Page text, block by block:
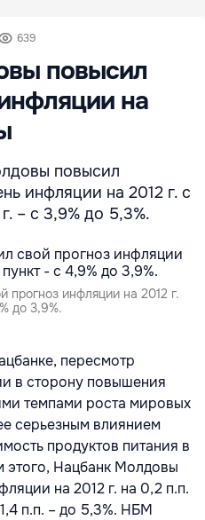
639
повысил
на
повысил
инфляции на 2012 г. с
– с 3,9% до 5,3%.
инфляции на 2012 г.
до 3,9%.
пересмотр
в сторону повышения
темпами роста мировых
серьезным влиянием
продуктов питания в
этого, Нацбанк Молдовы
на 2012 г. на 0,2 п.п.
1,4 п.п. – до 5,3%. НБМ